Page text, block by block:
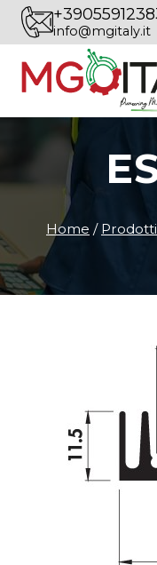
Salta
contenuto
info@mgitaly.it
Home / Prodotti